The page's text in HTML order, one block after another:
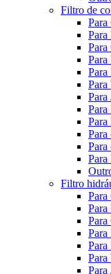
Filtro de
Para
Para
Para
Para
Para
Para
Para
Para
Para
Para
Para
Filtro
Para
Para
Para
Para
Para
Para